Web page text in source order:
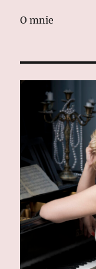
O mnie